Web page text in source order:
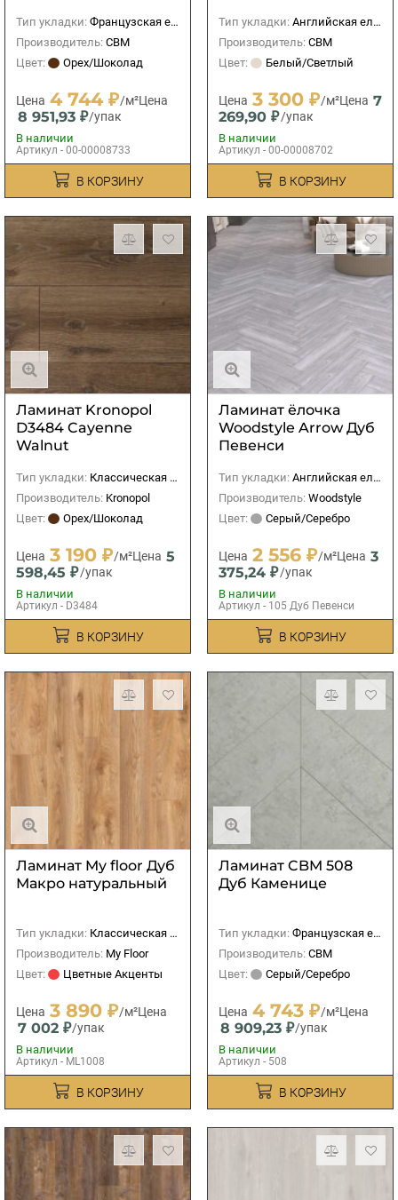
Тип укладки: Французская елка
Производитель: CBM
Цвет:
Орех/Шоколад
Цена 4 744 ₽/м²Цена
8 951,93 ₽/упак
В наличии
Артикул - 00-00008733
В КОРЗИНУ
Тип укладки: Английская елка
Производитель: CBM
Цвет:
Белый/Светлый
Цена 3 300 ₽/м²Цена 7
269,90 ₽/упак
В наличии
Артикул - 00-00008702
В КОРЗИНУ
Ламинат Kronopol
D3484 Cayenne
Walnut
Тип укладки: Классическая (прямая)
Производитель: Kronopol
Цвет:
Орех/Шоколад
Цена 3 190 ₽/м²Цена 5
598,45 ₽/упак
В наличии
Артикул - D3484
В КОРЗИНУ
Ламинат ёлочка
Woodstyle Arrow Дуб
Певенси
Тип укладки: Английская елка
Производитель: Woodstyle
Цвет:
Серый/Серебро
Цена 2 556 ₽/м²Цена 3
375,24 ₽/упак
В наличии
Артикул - 105 Дуб Певенси
В КОРЗИНУ
Ламинат My floor Дуб
Макро натуральный
Тип укладки: Классическая (прямая)
Производитель: My Floor
Цвет:
Цветные Акценты
Цена 3 890 ₽/м²Цена
7 002 ₽/упак
В наличии
Артикул - ML1008
В КОРЗИНУ
Ламинат CBM 508
Дуб Каменице
Тип укладки: Французская елка
Производитель: CBM
Цвет:
Серый/Серебро
Цена 4 743 ₽/м²Цена
8 909,23 ₽/упак
В наличии
Артикул - 508
В КОРЗИНУ